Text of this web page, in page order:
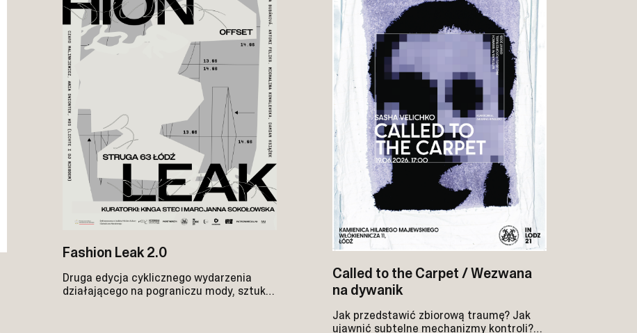
Fashion Leak 2.0
Druga edycja cyklicznego wydarzenia
działającego na pograniczu mody, sztuki
Called to the Carpet / Wezwana
na dywanik
Jak przedstawić zbiorową traumę? Jak
ujawnić subtelne mechanizmy kontroli?